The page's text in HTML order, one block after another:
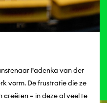
Fadenka van der
vorm. De frustratie die ze
– in deze al veel te